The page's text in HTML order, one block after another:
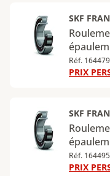
SKF
Réf.
PRIX
SKF
Réf.
PRIX